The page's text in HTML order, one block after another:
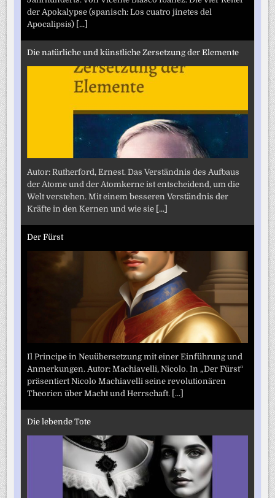
der Apokalypse (spanisch: Los cuatro jinetes del
Apocalipsis) [...]
Die natürliche und künstliche Zersetzung der Elemente
Autor: Rutherford, Ernest. Das Verständnis des Aufbaus
der Atome und der Atomkerne ist entscheidend, um die
Welt verstehen. Mit einem besseren Verständnis der
Kräfte in den Kernen und wie sie [...]
Der Fürst
Il Principe in Neuübersetzung mit einer Einführung und
Anmerkungen. Autor: Machiavelli, Nicolo. In „Der Fürst“
präsentiert Nicolo Machiavelli seine revolutionären
Theorien über Macht und Herrschaft.
[...]
Die lebende Tote